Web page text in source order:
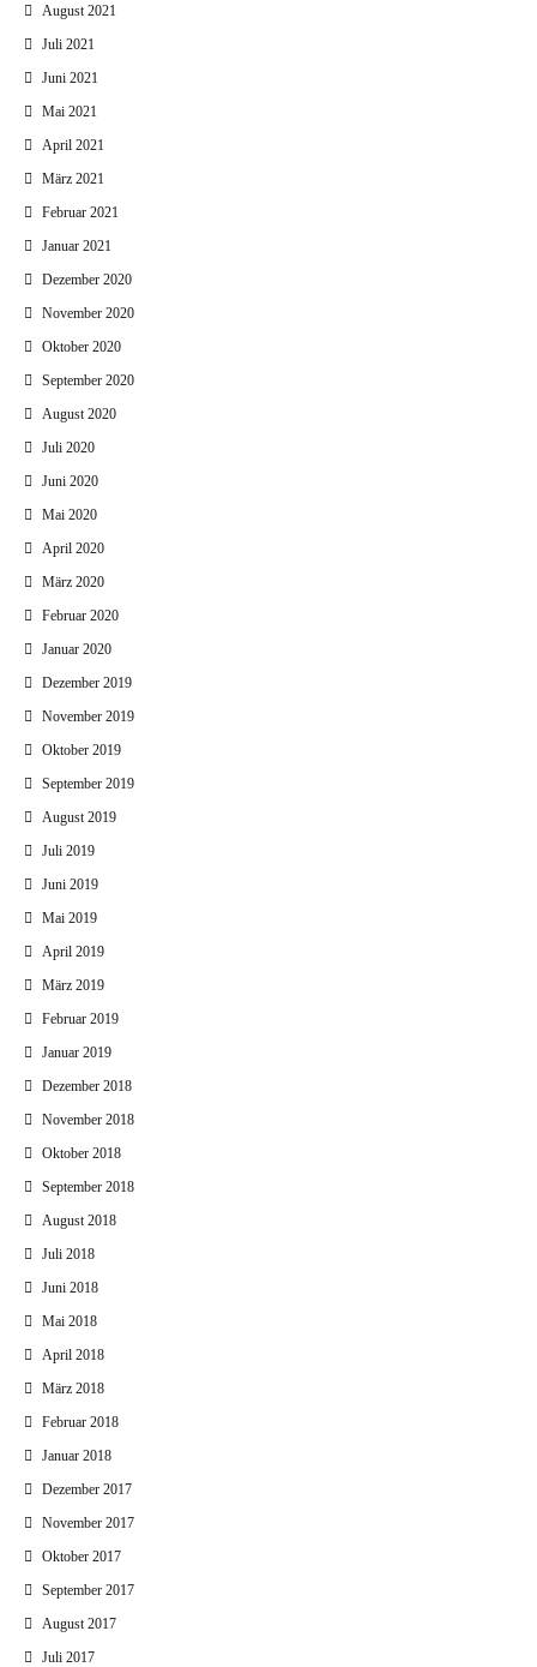
August 2021
Juli 2021
Juni 2021
Mai 2021
April 2021
März 2021
Februar 2021
Januar 2021
Dezember 2020
November 2020
Oktober 2020
September 2020
August 2020
Juli 2020
Juni 2020
Mai 2020
April 2020
März 2020
Februar 2020
Januar 2020
Dezember 2019
November 2019
Oktober 2019
September 2019
August 2019
Juli 2019
Juni 2019
Mai 2019
April 2019
März 2019
Februar 2019
Januar 2019
Dezember 2018
November 2018
Oktober 2018
September 2018
August 2018
Juli 2018
Juni 2018
Mai 2018
April 2018
März 2018
Februar 2018
Januar 2018
Dezember 2017
November 2017
Oktober 2017
September 2017
August 2017
Juli 2017